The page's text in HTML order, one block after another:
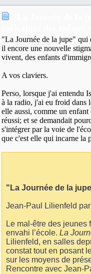
"La Journée de la jupe" qui
il encore une nouvelle
vivent, des enfants
A vos claviers.
Perso, lorsque j'ai entendu
à la radio, j'ai eu froid dans
elle aussi, comme un
réussi; et se demandait
s'intégrer par la voie de
que c'est elle qui incarne la
"La Journée de la
Jean-Paul Lilienfeld
Le mal-être des jeunes
envahi l’école. La
Lilienfeld, en salles
constat tout en posant
sur les moyens de
Rencontre avec Jean-